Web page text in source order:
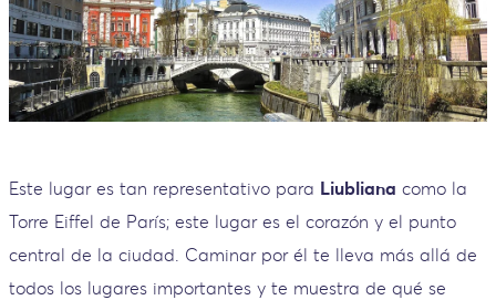
Este lugar es tan representativo para Liubliana como la
Torre Eiffel de París; este lugar es el corazón y el punto
central de la ciudad. Caminar por él te lleva más allá de
todos los lugares importantes y te muestra de qué se